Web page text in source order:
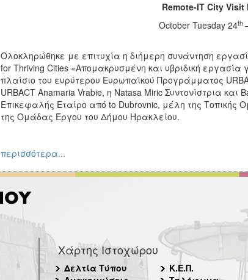
Remote-IT City
October Tuesday 24th
Ολοκληρώθηκε με επιτυχία η διήμερη συνάντηση
for Thriving Cities «Απομακρυσμένη και υβριδική
πλαίσιο του ευρύτερου Ευρωπαϊκού Προγράμματος
URBACT Anamaria Vrabie, η Natasa Miric Συντονίστρια
Επικεφαλής Εταίρο από to Dubrovnic, μέλη της Τοπικής
της Ομάδας Έργου του Δήμου Ηρακλείου.
περισσότερα...
Χάρτης Ιστοχώρου
Δελτία Τύπου
Κ.Ε.Π.